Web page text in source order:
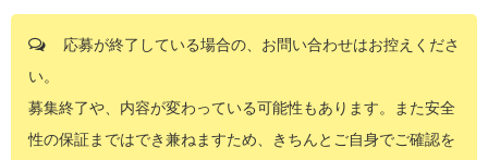
応募が終了している場合の、お問い合わせはお控えくださ
い。
募集終了や、内容が変わっている可能性もあります。また安全
性の保証まではでき兼ねますため、きちんとご自身でご確認を